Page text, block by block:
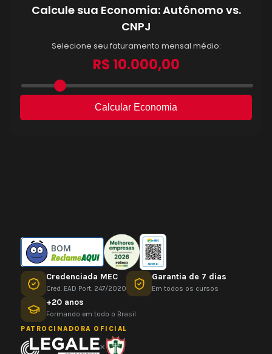
BOM
Credenciada MEC
Cred. EAD Port. 247/2020
Garantia de 7 dias
Em todos os cursos
+20 anos
Formando em todo o Brasil
PATROCINADORA OFICIAL
×